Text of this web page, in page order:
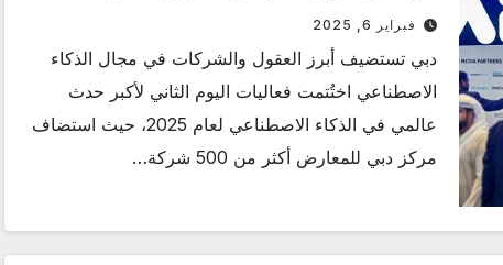
الاصطناعي 2025
فبراير 6, 2025
دبي تستضيف أبرز العقول والشركات في مجال الذكاء
الاصطناعي اختُتمت فعاليات اليوم الثاني لأكبر حدث
عالمي في الذكاء الاصطناعي لعام 2025، حيث استضاف
مركز دبي للمعارض أكثر من 500 شركة…